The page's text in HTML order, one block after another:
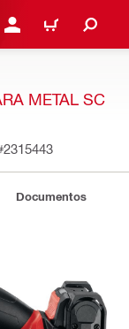
SESIÓN O
CARRITO
METAL SC
Documentos